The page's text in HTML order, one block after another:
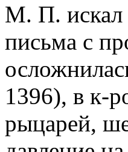
М. П. искал
письма с
1396), в к-
рыцарей,